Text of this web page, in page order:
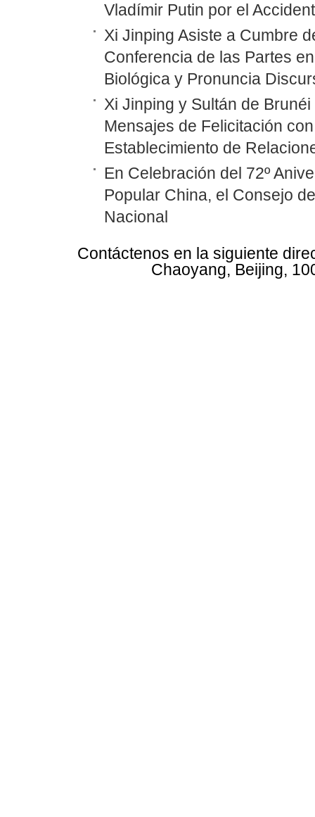
Vladímir Putin por el
Xi Jinping Asiste a Cumbre
Conferencia de las Partes
Biológica y Pronuncia
Xi Jinping y Sultán de
Mensajes de Felicitación
Establecimiento de
En Celebración del 72º
Popular China, el Consejo
Nacional
Contáctenos en la siguiente
Chaoyang, Beijing,